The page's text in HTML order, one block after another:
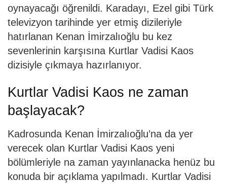
oynayacağı öğrenildi. Karadayı, Ezel gibi Türk
televizyon tarihinde yer etmiş dizileriyle
hatırlanan Kenan İmirzalıoğlu bu kez
sevenlerinin karşısına Kurtlar Vadisi Kaos
dizisiyle çıkmaya hazırlanıyor.
Kurtlar Vadisi Kaos ne zaman
başlayacak?
Kadrosunda Kenan İmirzalıoğlu’na da yer
verecek olan Kurtlar Vadisi Kaos yeni
bölümleriyle na zaman yayınlanacka henüz bu
konuda bir açıklama yapılmadı. Kurtlar Vadisi